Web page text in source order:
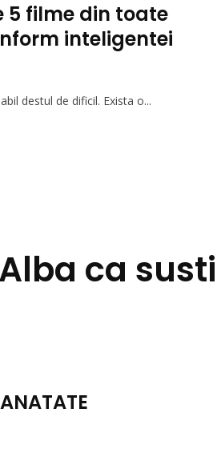
5 filme din toate
inteligentei
destul de dificil. Exista o...
ca